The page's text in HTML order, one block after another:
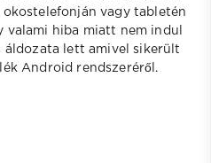
vagy tabletén
valami hiba miatt nem indul
áldozata lett amivel sikerült
Android rendszeréről.